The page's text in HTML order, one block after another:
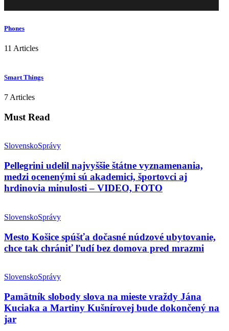
Phones
11 Articles
Smart Things
7 Articles
Must Read
SlovenskoSprávy
Pellegrini udelil najvyššie štátne vyznamenania,
medzi ocenenými sú akademici, športovci aj
hrdinovia minulosti – VIDEO, FOTO
SlovenskoSprávy
Mesto Košice spúšťa dočasné núdzové ubytovanie,
chce tak chrániť ľudí bez domova pred mrazmi
SlovenskoSprávy
Pamätník slobody slova na mieste vraždy Jána
Kuciaka a Martiny Kušnírovej bude dokončený na
jar